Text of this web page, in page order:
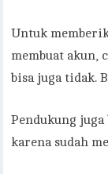
Untuk
membuat akun,
bisa juga tidak.
Pendukung
karena sudah